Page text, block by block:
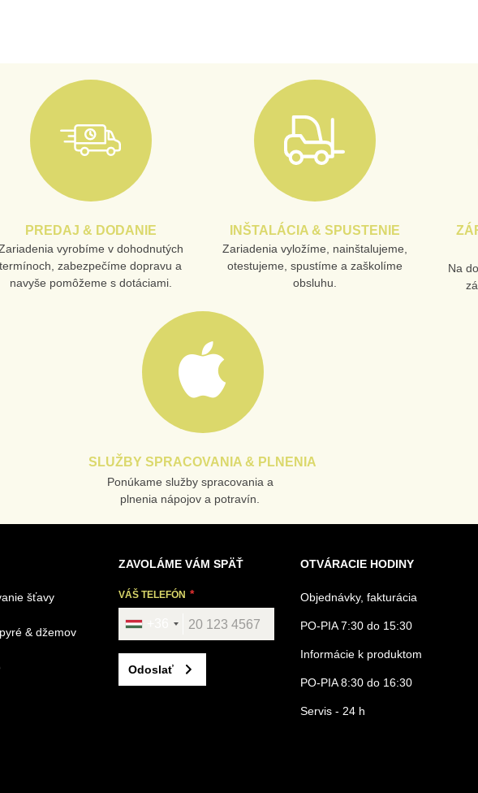
PREDAJ & DODANIE
vyrobíme v dohodnutých
termínoch, zabezpečíme dopravu a
navyše pomôžeme s dotáciami.
INŠTALÁCIA & SPUSTENIE
Zariadenia vyložíme, nainštalujeme,
otestujeme, spustíme a zaškolíme
obsluhu.
Na
SLUŽBY SPRACOVANIA & PLNENIA
Ponúkame služby spracovania a
plnenia nápojov a potravín.
šťavy
& džemov
ZAVOLÁME VÁM SPÄŤ
VÁŠ TELEFÓN
Odoslať
OTVÁRACIE HODINY
Objednávky, fakturácia
PO-PIA 7:30 do 15:30
Informácie k produktom
PO-PIA 8:30 do 16:30
Servis - 24 h